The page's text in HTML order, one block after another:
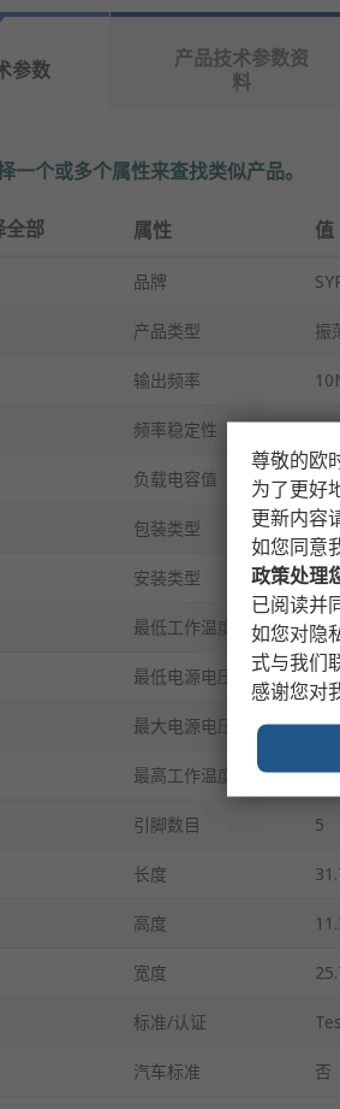
参数
产品技术参数资
料
一个或多个属性来查找类似产品。
全部 属性 值
品牌
产品类型 振
输出频率
频率稳定性
负载电容值
包装类型
安装类型
最低工作温度 -
最低电源电压 5V
最大电源电压 5V
最高工作温度
引脚数目 5
长度
高度
宽度
标准/认证
汽车标准 否
尊敬的欧
为了更好
更新内容
如您同意
政策处理
已阅读并
如您对隐
式与我们
感谢您对